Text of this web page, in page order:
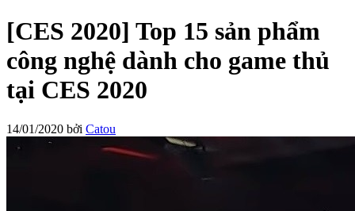
[CES 2020] Top 15 sản phẩm
công nghệ dành cho game thủ
tại CES 2020
14/01/2020 bởi Catou